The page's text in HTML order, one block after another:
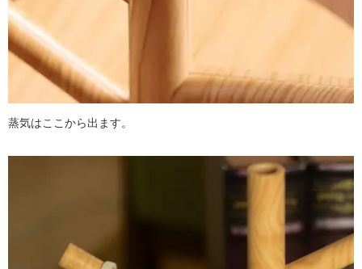
蒸気はここから出ます。